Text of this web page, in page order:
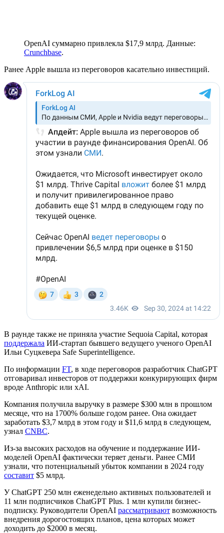
OpenAI суммарно привлекла $17,9 млрд. Данные:
Crunchbase.
Ранее Apple вышла из переговоров касательно инвестиций.
В раунде также не приняла участие Sequoia Capital, которая
поддержала ИИ-стартап бывшего ведущего ученого OpenAI
Ильи Суцкевера Safe Superintelligence.
По информации FT, в ходе переговоров разработчик ChatGPT
отговаривал инвесторов от поддержки конкурирующих фирм
вроде Anthropic или xAI.
Компания получила выручку в размере $300 млн в прошлом
месяце, что на 1700% больше годом ранее. Она ожидает
заработать $3,7 млрд в этом году и $11,6 млрд в следующем,
узнал CNBC.
Из-за высоких расходов на обучение и поддержание ИИ-
моделей OpenAI фактически теряет деньги. Ранее СМИ
узнали, что потенциальный убыток компании в 2024 году
составит $5 млрд.
У ChatGPT 250 млн еженедельно активных пользователей и
11 млн подписчиков ChatGPT Plus. 1 млн купили бизнес-
подписку. Руководители OpenAI рассматривают возможность
внедрения дорогостоящих планов, цена которых может
доходить до $2000 в месяц.